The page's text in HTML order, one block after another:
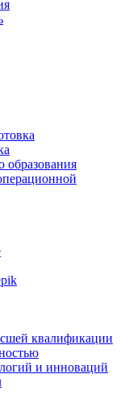
образования
квалификации
и инноваций